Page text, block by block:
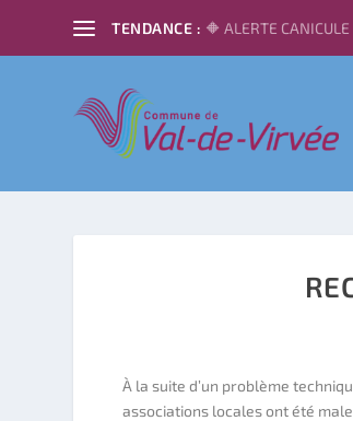
TENDANCE : 🔶 ALERTE
À la suite d’un problème
associations locales ont été